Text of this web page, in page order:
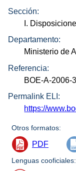
Sección:
I.
Departamento:
Ministerio de
Referencia:
BOE-A-2006-
Permalink ELI:
https://
Otros formatos:
PDF
Lenguas cooficiales: